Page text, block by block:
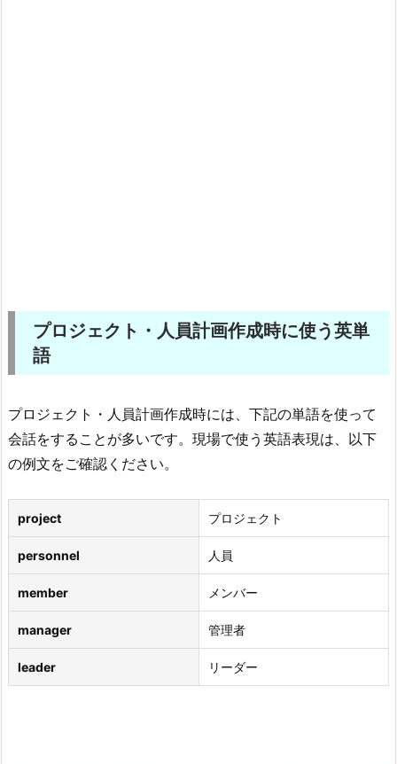
プロジェクト・人員計画作成時に使う英単
語
プロジェクト・人員計画作成時には、下記の単語を使って
会話をすることが多いです。現場で使う英語表現は、以下
の例文をご確認ください。
project プロジェクト
personnel 人員
member メンバー
manager 管理者
leader リーダー